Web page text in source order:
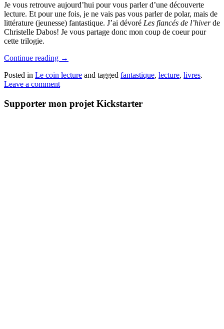
Je vous retrouve aujourd’hui pour vous parler d’une découverte
lecture. Et pour une fois, je ne vais pas vous parler de polar, mais de
littérature (jeunesse) fantastique. J’ai dévoré Les fiancés de l’hiverde
Christelle Dabos! Je vous partage donc mon coup de coeur pour
cette trilogie.
Continue reading →
Posted in Le coin lecture and tagged fantastique, lecture, livres.
Leave a comment
Supporter mon projet Kickstarter